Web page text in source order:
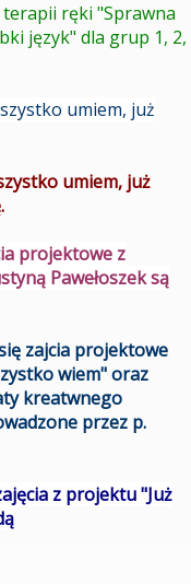
ręki "Sprawna
język" dla grup 1, 2,
umiem, już
umiem, już
projektowe z
Pawełoszek są
zajcia projektowe
wiem" oraz
kreatwnego
przez p.
z projektu "Już